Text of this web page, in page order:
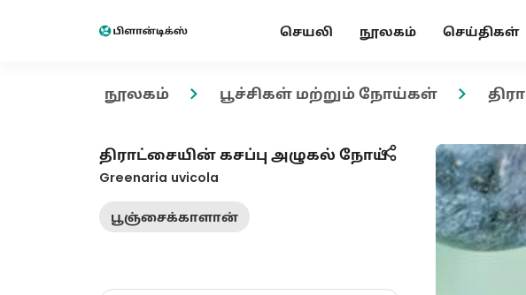
செயலி நூலகம் செய்திகள்
நூலகம் பூச்சிகள் மற்றும் நோய்கள்
திராட்சையின் கசப்பு அழுகல் நோய்
Greenaria uvicola
பூஞ்சைக்காளான்